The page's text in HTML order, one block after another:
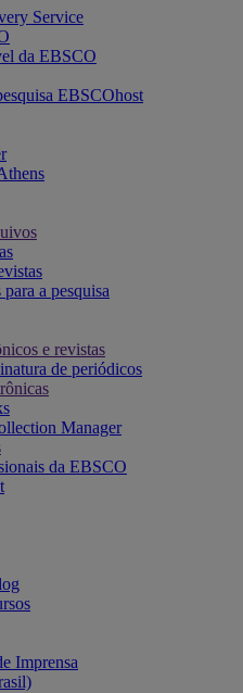
Service
da EBSCO
EBSCOhost
a pesquisa
e revistas
de periódicos
Manager
da EBSCO
Imprensa